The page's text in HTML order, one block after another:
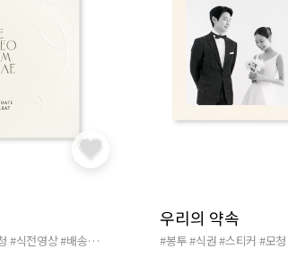
#식전영상#배송비
우리의 약속
#봉투#식권#스티커 #모청